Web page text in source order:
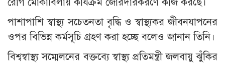
পাশাপাশি স্বাস্থ্য সচেতনতা বৃদ্ধি ও স্বাস্থ্যকর জীবনযাপনের
ওপর বিভিন্ন কর্মসূচি গ্রহণ করা হচ্ছে বলেও জানান তিনি।
বিশ্বস্বাস্থ্য সম্মেলনের বক্তব্যে স্বাস্থ্য প্রতিমন্ত্রী জলবায়ু ঝুঁকির